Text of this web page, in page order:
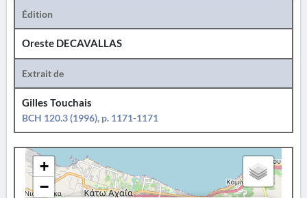
Édition
Oreste DECAVALLAS
Extrait de
Gilles Touchais
BCH 120.3 (1996), p. 1171-1171
+
−